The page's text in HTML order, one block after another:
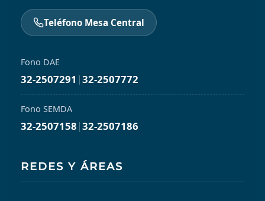
Teléfono Mesa Central
Fono DAE
32-2507291 |32-2507772
Fono SEMDA
32-2507158 |32-2507186
REDES Y ÁREAS